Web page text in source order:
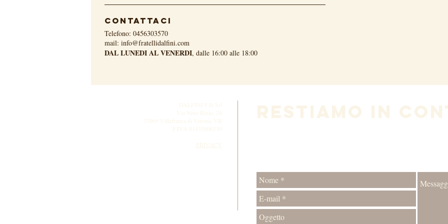
contattaci
Telefono: 0456303570
mail: info@fratellidalfini.com
DAL LUNEDI AL VENERDI, dalle 16:00 alle 18:00
DALFINI F.lli Srl
Via Nino Bixio, 24
37069 Villafranca di Verona, VR
P.IVA 01433800230
PRIVACY
RESTiamo IN